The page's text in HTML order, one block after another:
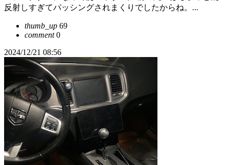
反射しすぎてパッシングされまくりでしたからね。...
thumb_up 69
comment0
2024/12/21 08:56